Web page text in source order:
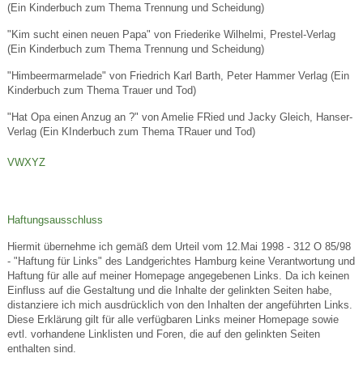
(Ein Kinderbuch zum Thema Trennung und Scheidung)
"Kim sucht einen neuen Papa" von Friederike Wilhelmi, Prestel-Verlag
(Ein Kinderbuch zum Thema Trennung und Scheidung)
"Himbeermarmelade" von Friedrich Karl Barth, Peter Hammer Verlag (Ein
Kinderbuch zum Thema Trauer und Tod)
"Hat Opa einen Anzug an ?" von Amelie FRied und Jacky Gleich, Hanser-
Verlag (Ein KInderbuch zum Thema TRauer und Tod)
VWXYZ
Haftungsausschluss
Hiermit übernehme ich gemäß dem Urteil vom 12.Mai 1998 - 312 O 85/98
- "Haftung für Links" des Landgerichtes Hamburg keine Verantwortung und
Haftung für alle auf meiner Homepage angegebenen Links. Da ich keinen
Einfluss auf die Gestaltung und die Inhalte der gelinkten Seiten habe,
distanziere ich mich ausdrücklich von den Inhalten der angeführten Links.
Diese Erklärung gilt für alle verfügbaren Links meiner Homepage sowie
evtl. vorhandene Linklisten und Foren, die auf den gelinkten Seiten
enthalten sind.